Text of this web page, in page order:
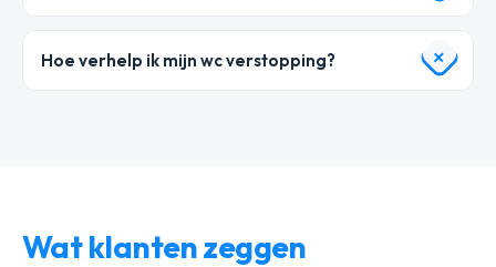
Hoe verhelp ik mijn wc verstopping?
Wat klanten zeggen